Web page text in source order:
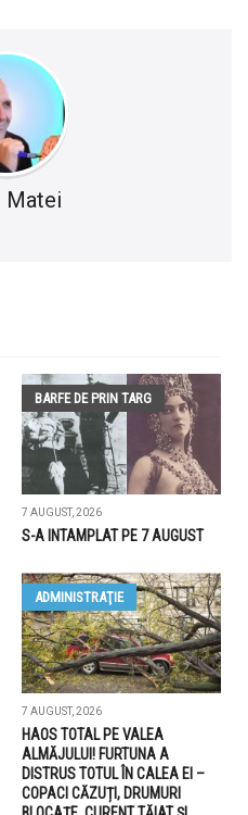
Matei
BARFE DE PRIN TARG
7 AUGUST, 2026
S-A INTAMPLAT PE 7 AUGUST
ADMINISTRAŢIE
7 AUGUST, 2026
HAOS TOTAL PE VALEA
ALMĂJULUI! FURTUNA A
DISTRUS TOTUL ÎN CALEA EI –
COPACI CĂZUȚI, DRUMURI